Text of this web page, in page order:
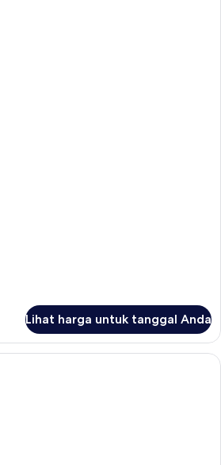
Lihat harga untuk tanggal Anda